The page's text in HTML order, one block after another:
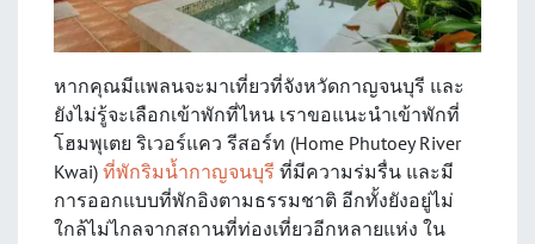
หากคุณมีแพลนจะมาเที่ยวที่จังหวัดกาญจนบุรี และ
ยังไม่รู้จะเลือกเข้าพักที่ไหน เราขอแนะนำเข้าพักที่
โฮมพุเตย ริเวอร์แคว รีสอร์ท (Home Phutoey River
Kwai) ที่พักริมน้ำกาญจนบุรี ที่มีความร่มรื่น และมี
การออกแบบที่พักอิงตามธรรมชาติ อีกทั้งยังอยู่ไม่
ใกล้ไม่ไกลจากสถานที่ท่องเที่ยวอีกหลายแห่ง ใน